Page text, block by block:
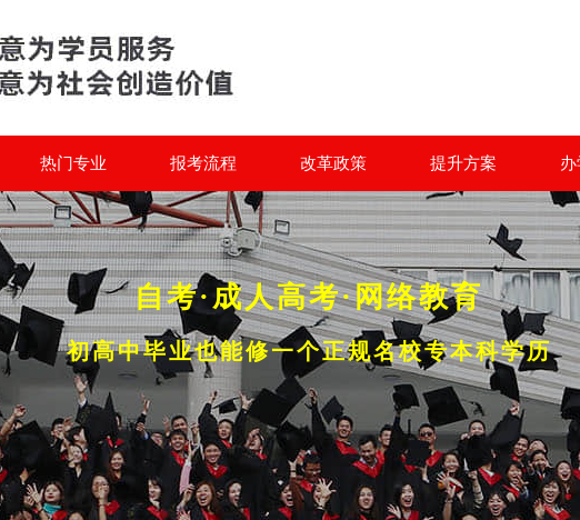
热门专业 报考流程 改革政策 提升方案
自考·成人高考·网络教育
初高中毕业也能修一个正规名校专本科学历